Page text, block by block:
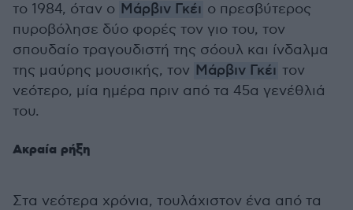
το 1984, όταν ο Μάρβιν Γκέι ο πρεσβύτερος
πυροβόλησε δύο φορές τον γιο του, τον
σπουδαίο τραγουδιστή της σόουλ και ίνδαλμα
της μαύρης μουσικής, τον Μάρβιν Γκέι τον
νεότερο, μία ημέρα πριν από τα 45α γενέθλιά
του.
Ακραία ρήξη
Στα νεότερα χρόνια, τουλάχιστον ένα από τα